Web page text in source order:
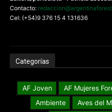
Contacto:
Cel: (+54)9 376 15 4 131636
Categorías
AF Joven AF Mujeres
Ambiente
Aves del